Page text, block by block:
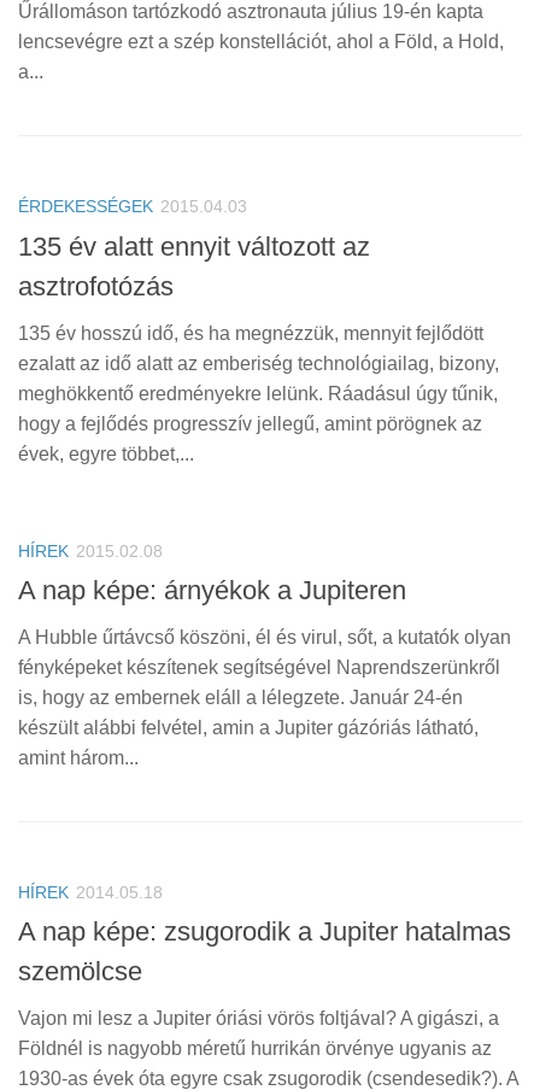
Űrállomáson tartózkodó asztronauta július 19-én kapta
lencsevégre ezt a szép konstellációt, ahol a Föld, a Hold,
a...
ÉRDEKESSÉGEK 2015.04.03
135 év alatt ennyit változott az
asztrofotózás
135 év hosszú idő, és ha megnézzük, mennyit fejlődött
ezalatt az idő alatt az emberiség technológiailag, bizony,
meghökkentő eredményekre lelünk. Ráadásul úgy tűnik,
hogy a fejlődés progresszív jellegű, amint pörögnek az
évek, egyre többet,...
HÍREK 2015.02.08
A nap képe: árnyékok a Jupiteren
A Hubble űrtávcső köszöni, él és virul, sőt, a kutatók olyan
fényképeket készítenek segítségével Naprendszerünkről
is, hogy az embernek eláll a lélegzete. Január 24-én
készült alábbi felvétel, amin a Jupiter gázóriás látható,
amint három...
HÍREK 2014.05.18
A nap képe: zsugorodik a Jupiter hatalmas
szemölcse
Vajon mi lesz a Jupiter óriási vörös foltjával? A gigászi, a
Földnél is nagyobb méretű hurrikán örvénye ugyanis az
1930-as évek óta egyre csak zsugorodik (csendesedik?). A